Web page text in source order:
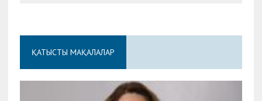
ҚАТЫСТЫ МАҚАЛАЛАР